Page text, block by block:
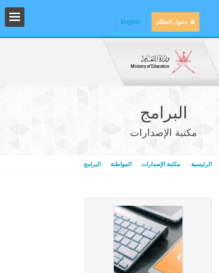
دخول النظام English
البرامج
مكتبة الإصدارات
الرئيسية مكتبة الإصدارات المواطنة البرامج